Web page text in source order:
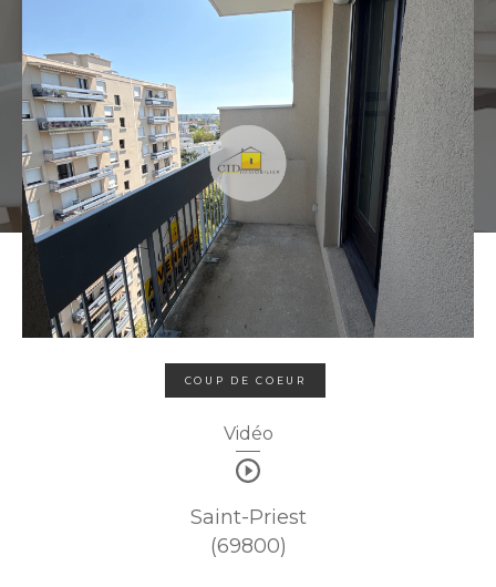
COUP DE COEUR
Vidéo
Saint-Priest
(69800)